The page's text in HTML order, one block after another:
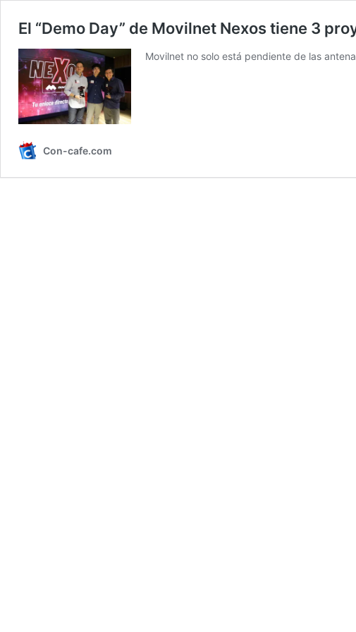
El “Demo Day” de Movilnet Nexos tiene 3
Movilnet no solo está pendiente de las
Con-cafe.com